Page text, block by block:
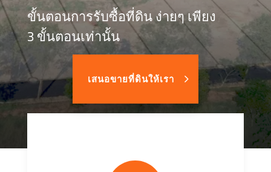
ขั้นตอนการรับซื้อที่ดิน ง่ายๆ เพียง
3 ขั้นตอนเท่านั้น
เสนอขายที่ดินให้เรา